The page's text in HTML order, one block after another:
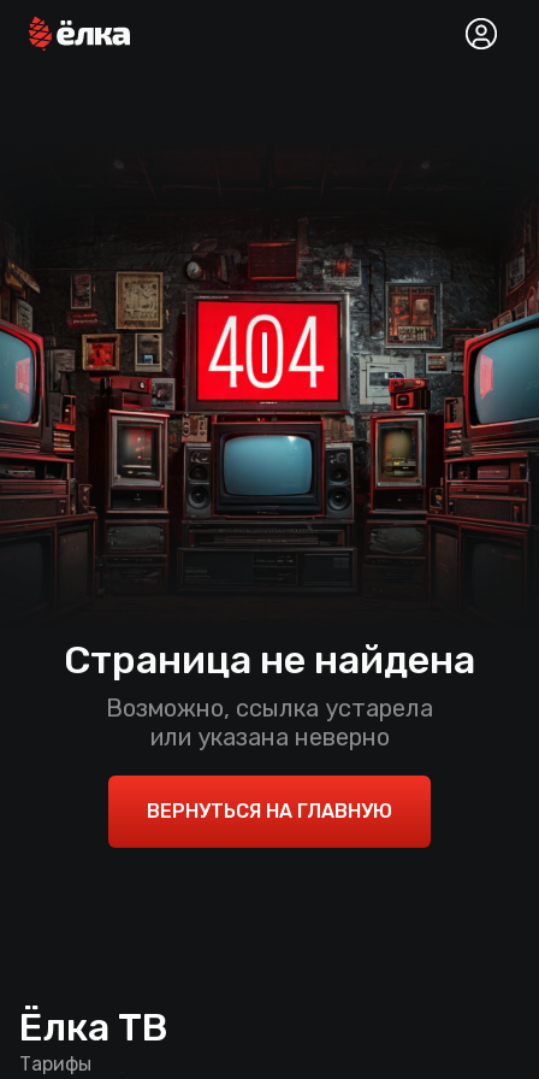
Страница не найдена
Возможно, ссылка устарела
или указана неверно
ВЕРНУТЬСЯ НА ГЛАВНУЮ
Ёлка ТВ
Тарифы